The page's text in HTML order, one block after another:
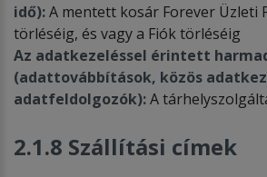
idő):A mentett kosár Forever Üzleti
törléséig, és vagy a Fiók törléséig
Az adatkezeléssel érintett
(adattovábbítások, közös
adatfeldolgozók):A
2.1.8 Szállítási címek